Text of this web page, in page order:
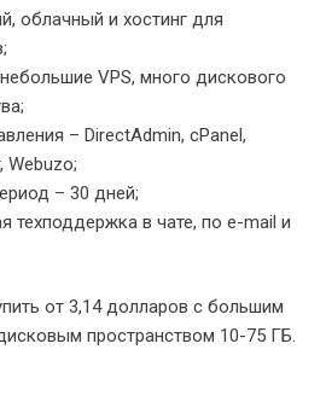
облачный и хостинг для
VPS, много дискового
– DirectAdmin, cPanel,
Webuzo;
– 30 дней;
техподдержка в чате, по e-mail и
от 3,14 долларов с большим
пространством 10-75 ГБ.